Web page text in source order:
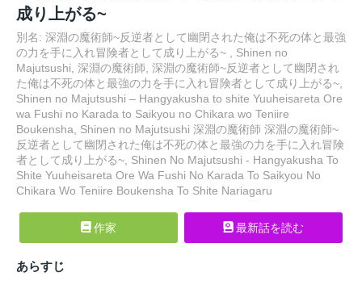
成り上がる~
別名: 深淵の魔術師~反逆者として幽閉された俺は不死の体と最強
の力を手に入れ冒険者として成り上がる~ , Shinen no
Majutsushi, 深淵の魔術師, 深淵の魔術師~反逆者として幽閉され
た俺は不死の体と最強の力を手に入れ冒険者として成り上がる~,
Shinen no Majutsushi – Hangyakusha to shite Yuuheisareta Ore
wa Fushi no Karada to Saikyou no Chikara wo Teniire
Boukensha, Shinen no Majutsushi 深淵の魔術師 深淵の魔術師~
反逆者として幽閉された俺は不死の体と最強の力を手に入れ冒険
者として成り上がる~, Shinen No Majutsushi - Hangyakusha To
Shite Yuuheisareta Ore Wa Fushi No Karada To Saikyou No
Chikara Wo Teniire Boukensha To Shite Nariagaru
作家 最新話を読む
あらすじ